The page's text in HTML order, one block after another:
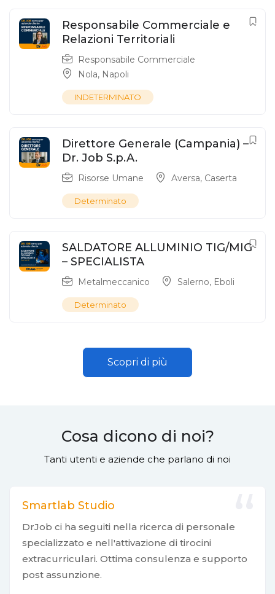
Responsabile Commerciale e
Relazioni Territoriali
Responsabile Commerciale
Nola, Napoli
INDETERMINATO
Direttore Generale (Campania) –
Dr. Job S.p.A.
Risorse Umane Aversa, Caserta
Determinato
SALDATORE ALLUMINIO TIG/MIG
– SPECIALISTA
Metalmeccanico Salerno, Eboli
Determinato
Scopri di più
Cosa dicono di noi?
Tanti utenti e aziende che parlano di noi
Smartlab Studio
DrJob ci ha seguiti nella ricerca di personale
specializzato e nell'attivazione di tirocini
extracurriculari. Ottima consulenza e supporto
post assunzione.